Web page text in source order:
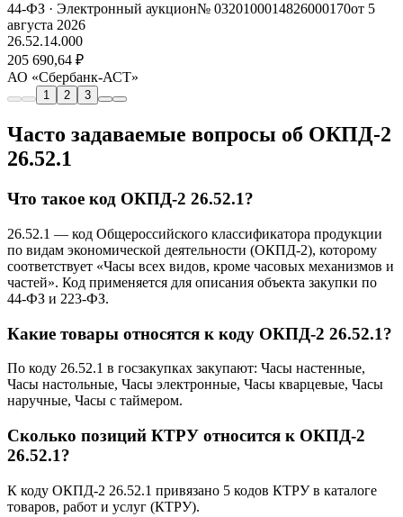
44-ФЗ · Электронный аукцион№ 0320100014826000170от 5
августа 2026
26.52.14.000
205 690,64 ₽
АО «Сбербанк-АСТ»
1 2 3
Часто задаваемые вопросы об ОКПД-2
26.52.1
Что такое код ОКПД-2 26.52.1?
26.52.1 — код Общероссийского классификатора продукции
по видам экономической деятельности (ОКПД-2), которому
соответствует «Часы всех видов, кроме часовых механизмов и
частей». Код применяется для описания объекта закупки по
44-ФЗ и 223-ФЗ.
Какие товары относятся к коду ОКПД-2 26.52.1?
По коду 26.52.1 в госзакупках закупают: Часы настенные,
Часы настольные, Часы электронные, Часы кварцевые, Часы
наручные, Часы с таймером.
Сколько позиций КТРУ относится к ОКПД-2
26.52.1?
К коду ОКПД-2 26.52.1 привязано 5 кодов КТРУ в каталоге
товаров, работ и услуг (КТРУ).